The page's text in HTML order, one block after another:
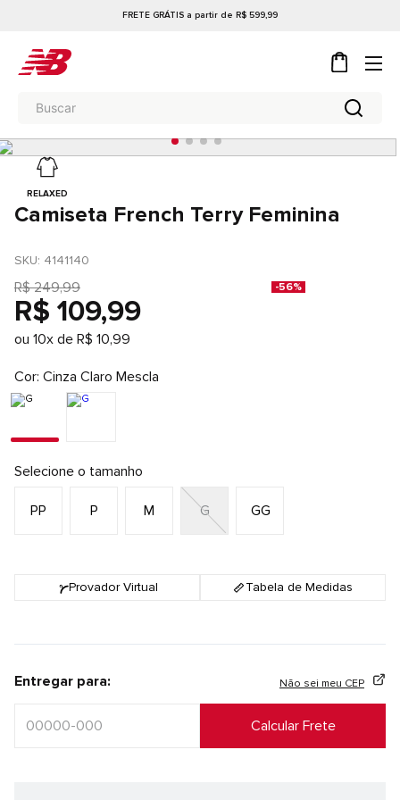
FRETE GRÁTIS a partir de R$ 599,99
RELAXED
Camiseta French Terry Feminina
SKU: 4141140
R$ 249,99 -56%
R$ 109,99
ou 10x de R$ 10,99
Cor Cinza Claro Mescla
Selecione o tamanho
G GG
M
P
PP
Provador Virtual Tabela de Medidas
Entregar para: Não sei meu CEP